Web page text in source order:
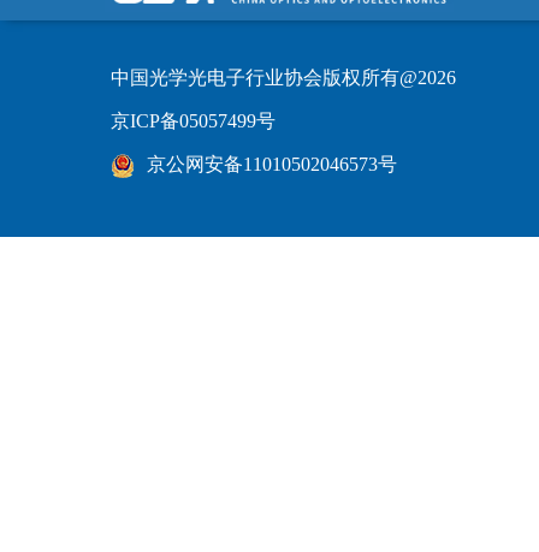
中国光学光电子行业协会版权所有@2026
京ICP备05057499号
京公网安备11010502046573号